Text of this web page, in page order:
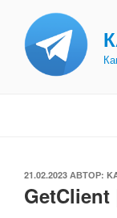
содержимому
ОПУБЛИКОВАНО
21.02.2023 АВТОР: